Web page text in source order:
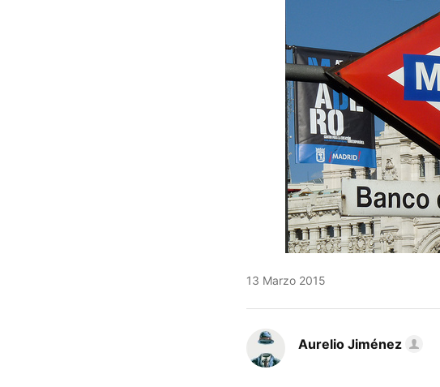
13 Marzo 2015
Aurelio Jiménez